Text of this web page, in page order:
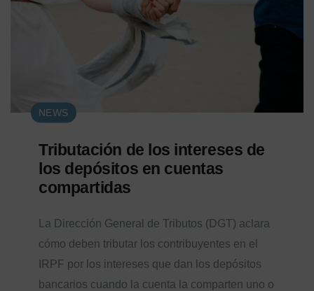
NEWS
Tributación de los intereses de
los depósitos en cuentas
compartidas
La Dirección General de Tributos (DGT) aclara
cómo deben tributar los contribuyentes en el
IRPF por los intereses que dan los depósitos
bancarios cuando la cuenta la comparten uno o